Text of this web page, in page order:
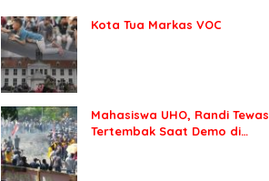
Kota Tua Markas VOC
Mahasiswa UHO, Randi Tewas
Tertembak Saat Demo di